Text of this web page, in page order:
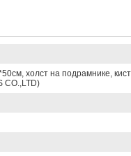
холст на подрамнике,
CO.,LTD)